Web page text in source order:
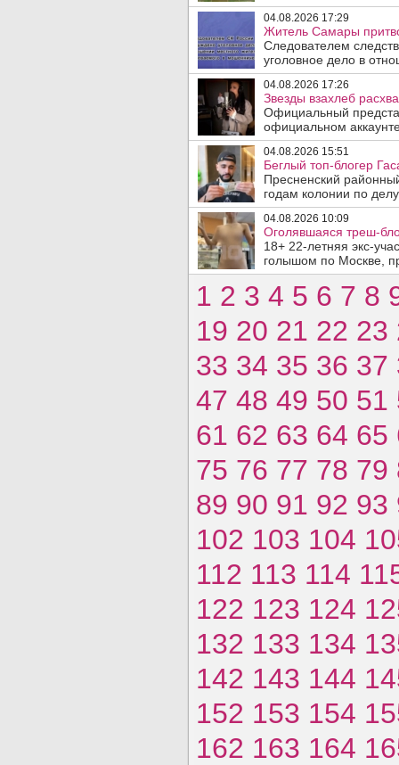
04.08.2026 17:29
Житель Самары
Следователем
уголовное дело в
04.08.2026 17:26
Звезды взахлеб
Официальный
официальном
04.08.2026 15:51
Беглый топ-блогер
Пресненский
годам колонии по
04.08.2026 10:09
Оголявшаяся треш-
18+ 22-летняя экс-
голышом по Москве,
1 2 3 4 5 6 7 8
19 20 21 22 23
33 34 35 36 37
47 48 49 50 51
61 62 63 64 65
75 76 77 78 79
89 90 91 92 93
102 103 104
112 113 114
122 123 124
132 133 134
142 143 144
152 153 154
162 163 164